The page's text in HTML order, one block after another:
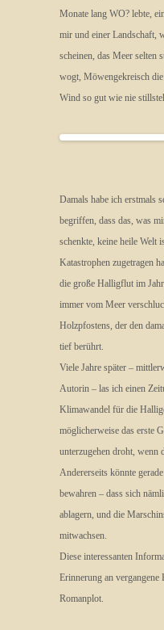
Monate lang WO? lebte,
mir und einer Landschaft,
scheinen, das Meer selten
wogt, Möwengekreisch
Wind so gut wie nie
Damals habe ich erstmals
begriffen, dass das, was
schenkte, keine heile Welt
Katastrophen zugetragen
die große Halligflut im
immer vom Meer
Holzpfostens, der den
tief berührt.
Viele Jahre später –
Autorin – las ich einen
Klimawandel für die
möglicherweise das erste
unterzugehen droht, wenn
Andererseits könnte
bewahren – dass sich
ablagern, und die
mitwachsen.
Diese interessanten
Erinnerung an
Romanplot.